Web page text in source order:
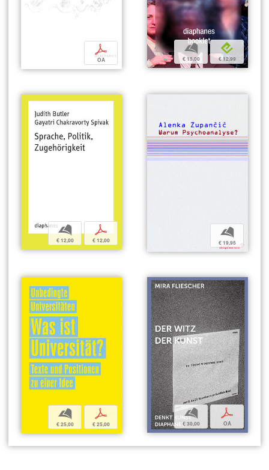
p
OA
b
€ 15,00
e
€ 12,99
b
€ 12,00
p
€ 12,00
b
€ 19,95
b
€ 25,00
p
€ 25,00
b
€ 30,00
p
OA